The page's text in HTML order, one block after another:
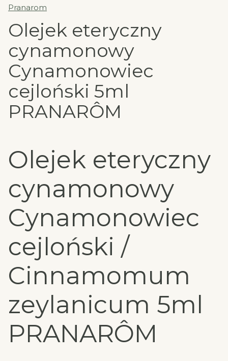
Pranarom
Olejek eteryczny
cynamonowy
Cynamonowiec
cejloński 5ml
PRANARÔM
Olejek eteryczny
cynamonowy
Cynamonowiec
cejloński /
Cinnamomum
zeylanicum 5ml
PRANARÔM